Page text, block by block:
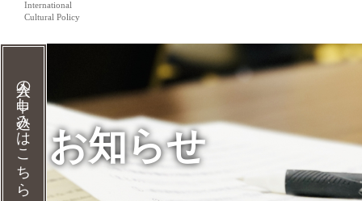
International
Cultural Policy
入会の申し込みはこちら お知らせ